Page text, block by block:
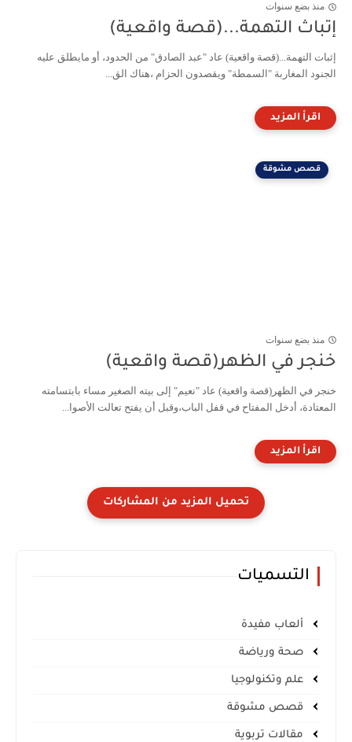
منذ بضع سنوات
إتباث التهمة...(قصة واقعية)
إثبات التهمة...(قصة واقعية) عاد "عبد الصادق" من الحدود، أو مايطلق عليه
الجنود المغاربة "السمطة" ويقصدون الحزام ،هناك الق...
قصص مشوقة
منذ بضع سنوات
خنجر في الظهر(قصة واقعية)
خنجر في الظهر(قصة واقعية) عاد "نعيم" إلى بيته الصغير مساء بابتسامته
المعتادة، أدخل المفتاح في قفل الباب،وقبل أن يفتح تعالت الأصوا...
التسميات
ألعاب مفيدة
صحة ورياضة
علم وتكنولوجيا
قصص مشوقة
مقالات تربوية